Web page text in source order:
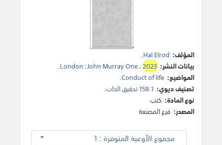
المؤلف: Hal Elrod
.
بيانات النشر:
London:John Murray One،2023
.
المواضيع: Conduct of life
.
تصنيف ديوي: 158.1 تحقيق الذات.
نوع المادة: كتب
المصدر: فرع المصنعة
مجموع الأوعية المتوفرة : 1